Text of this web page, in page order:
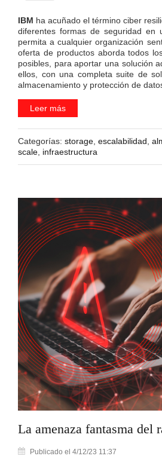
IBM ha acuñado el término ciber
diferentes formas de seguridad en
permita a cualquier organización
oferta de productos aborda todos
posibles, para aportar una solución
ellos, con una completa suite de
almacenamiento y protección de
Leer más
Categorías: storage escalabilidad
scale infraestructura
La amenaza fantasma del
Publicado el 4/12/23 11:37